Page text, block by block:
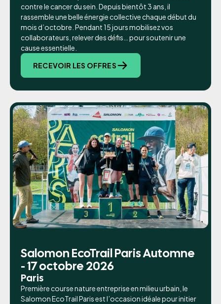
contre le cancer du sein. Depuis bientôt 3 ans, il
rassemble une belle énergie collective chaque début du
mois d’octobre. Pendant 15 jours mobilisez vos
collaborateurs, relever des défis… pour soutenir une
cause essentielle.
RECEVOIR LES OFFRES
Salomon EcoTrail Paris Automne
- 17 octobre 2026
Paris
Première course nature entreprise en milieu urbain, le
Salomon EcoTrail Paris est l’occasion idéale pour initier